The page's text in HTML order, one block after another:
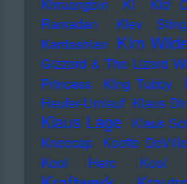
Khruangbin
KI KId
Ramadan
KIev
Kardashian KIm
Gizzard & The Lizard
Princess
KIng Tubby
Heufer-Umlauf Klaus
Klaus Lage Klaus
Kneecap Koefte DeVille
Kool Herc
Kool